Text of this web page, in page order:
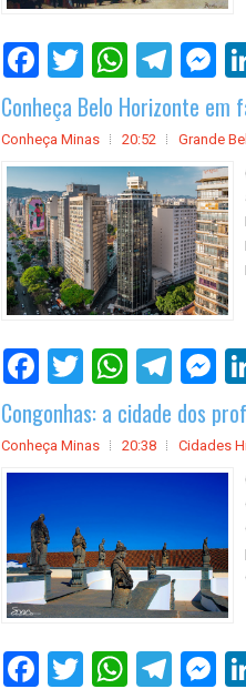
Conheça Belo Horizonte em
Conheça Minas 20:52 Grande
Congonhas: a cidade dos
Conheça Minas 20:38 Cidades